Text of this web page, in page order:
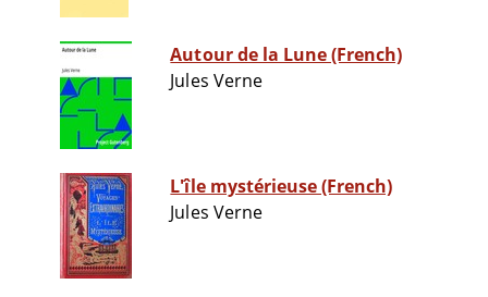
Autour de la Lune (French)
Jules Verne
L'île mystérieuse (French)
Jules Verne